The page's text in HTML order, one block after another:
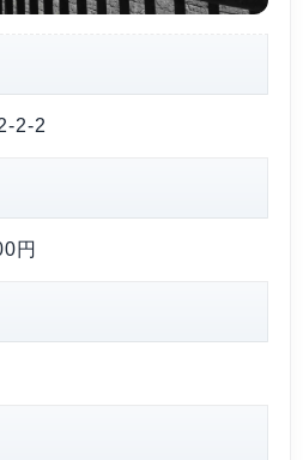
2-2
円